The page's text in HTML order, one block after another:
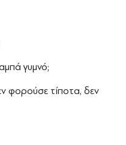
γυμνό;
φορούσε τίποτα, δεν